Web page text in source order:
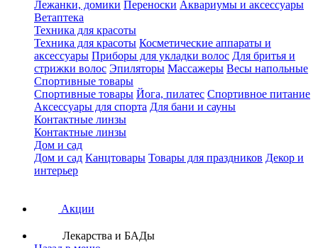
Лежанки, домики Переноски Аквариумы и аксессуары
Ветаптека
Техника для красоты
Техника для красоты Косметические аппараты и
аксессуары Приборы для укладки волос Для бритья и
стрижки волос Эпиляторы Массажеры Весы напольные
Спортивные товары
Спортивные товары Йога, пилатес Спортивное питание
Аксессуары для спорта Для бани и сауны
Контактные линзы
Контактные линзы
Дом и сад
Дом и сад Канцтовары Товары для праздников Декор и
интерьер
Акции
Лекарства и БАДы